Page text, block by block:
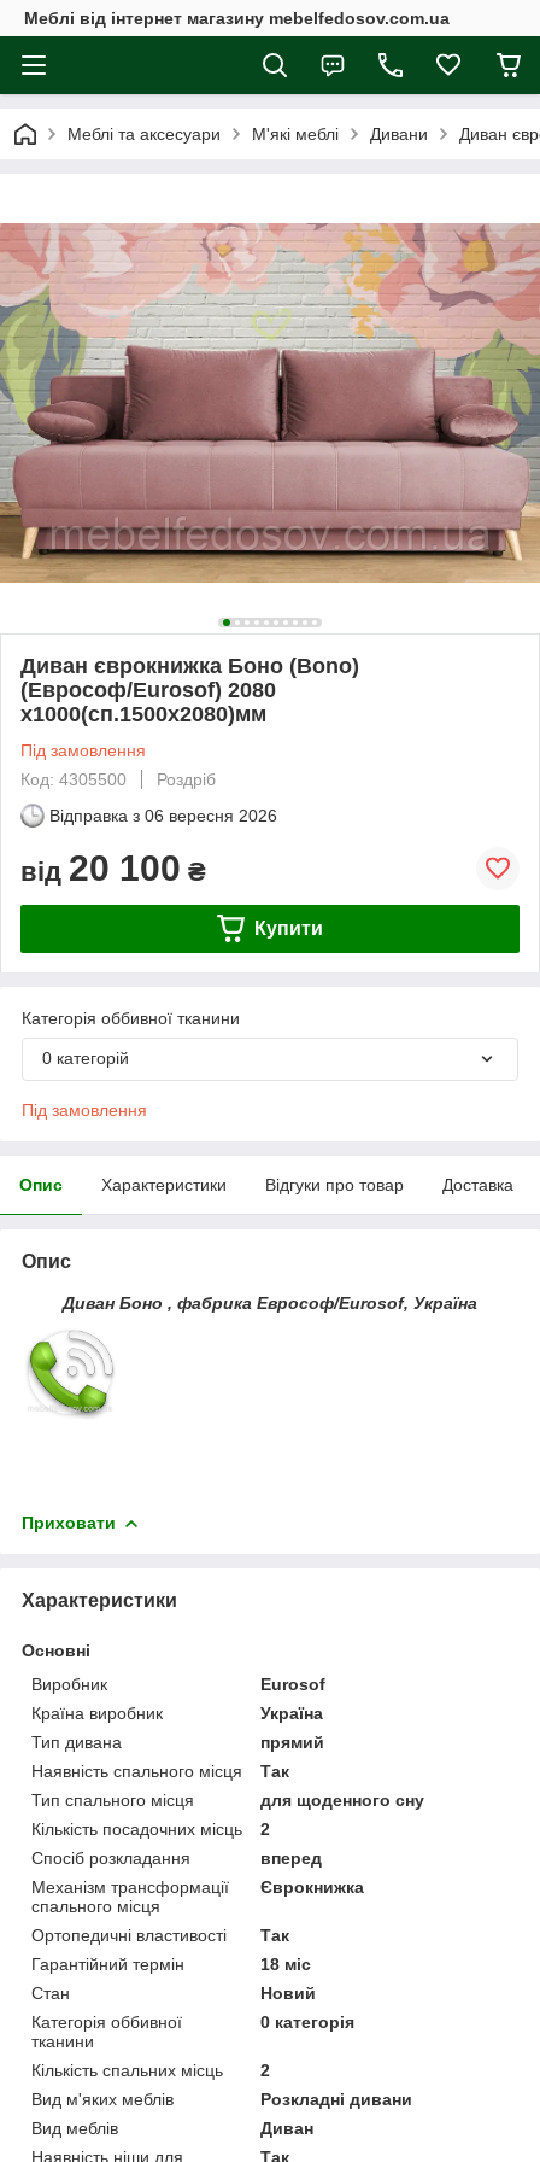
Меблі від інтернет магазину mebelfedosov.com.ua
Меблі та аксесуари М'які меблі Дивани Диван
Диван єврокнижка Боно (Bono)
(Еврософ/Eurosof) 2080
х1000(сп.1500х2080)мм
Під замовлення
Код: 4305500
Роздріб
Відправка з 06 вересня 2026
від 20 100 ₴
Купити
Категорія оббивної тканини
0 категорій
Під замовлення
Опис Характеристики Відгуки про товар Доставка
Опис
Диван Боно , фабрика Еврософ/Eurosof, Україна
Приховати
Характеристики
Основні
Виробник
Eurosof
Країна виробник
Україна
Тип дивана
прямий
Наявність спального місця
Так
Тип спального місця
для щоденного сну
Кількість посадочних місць
2
Спосіб розкладання
вперед
Механізм трансформації
спального місця
Єврокнижка
Ортопедичні властивості
Так
Гарантійний термін
18 міс
Стан
Новий
Категорія оббивної
тканини
0 категорія
Кількість спальних місць
2
Вид м'яких меблів
Розкладні дивани
Вид меблів
Диван
Наявність ніши для
Так